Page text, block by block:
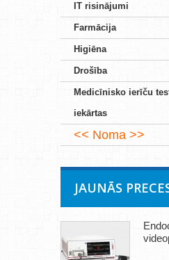
IT risinājumi
Farmācija
Higiēna
Drošība
Medicīnisko ierīču
iekārtas
Noma
JAUNĀS